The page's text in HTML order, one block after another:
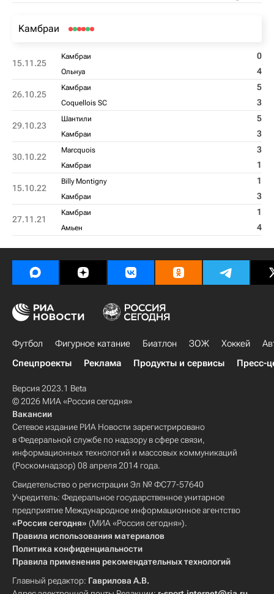
Kамбраи
15.11.25
Kамбраи 0
Ольнуа 4
26.10.25
Kамбраи 5
Coquellois SC 3
29.10.23
Шантили 5
Kамбраи 3
30.10.22
Marcquois 3
Kамбраи 1
15.10.22
Billy Montigny 1
Kамбраи 3
27.11.21
Kамбраи 1
Амьен 4
Футбол Фигурное катание Биатлон ЗОЖ Хоккей
Спецпроекты
Реклама Продукты и сервисы Пресс-
Версия 2023.1 Beta
© 2026 МИА «Россия сегодня»
Вакансии
Сетевое издание РИА Новости зарегистрировано
в Федеральной службе по надзору в сфере связи,
информационных технологий и массовых коммуникаций
(Роскомнадзор) 08 апреля 2014 года.
Свидетельство о регистрации Эл № ФС77-57640
Учредитель: Федеральное государственное унитарное
предприятие Международное информационное агентство
«Россия сегодня» (МИА «Россия сегодня»).
Правила использования материалов
Политика конфиденциальности
Правила применения рекомендательных технологий
Главный редактор: Гаврилова А.В.